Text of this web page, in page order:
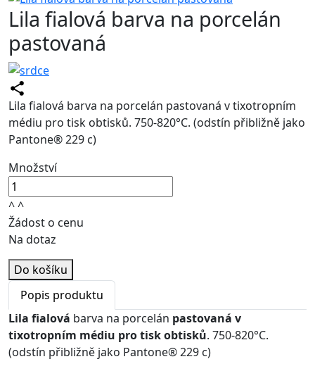
Lila fialová barva na porcelán
pastovaná
Lila fialová barva na porcelán pastovaná v tixotropním
médiu pro tisk obtisků. 750-820°C. (odstín přibližně jako
Pantone® 229 c)
Množství
^^
Žádost o cenu
Na dotaz
Do košíku
Popis produktu
Lila fialová barva na porcelán pastovaná v
tixotropním médiu pro tisk obtisků. 750-820°C.
(odstín přibližně jako Pantone® 229 c)